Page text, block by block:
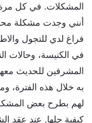
المشكلات. في كل
أنني وجدت مشكلة
فراغ لدي للتجول
في الكنيسة، وحالات
المشرفين للحديث
به خلال هذه الفترة،
لهم بطرح بعض
كيفية حلها. عند عقد